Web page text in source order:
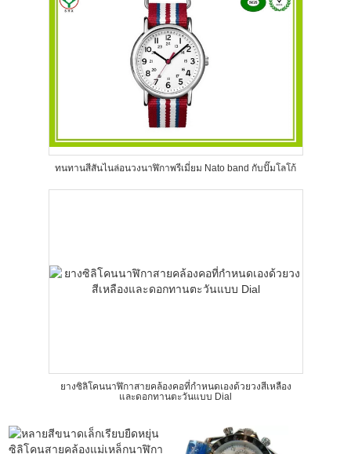
ทนทานสีสันไนล่อนวงนาฬิกาพรีเมี่ยม Nato band กับปั๊มโลโก้
ยางซิลิโคนนาฬิกาสายคล้องคอที่กำหนดเองด้วยวงสีเหลือง
และดอกทานตะวันแบบ Dial